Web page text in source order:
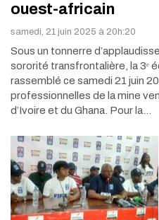
ouest-africain
samedi, 21 juin 2025 à 20h:20
Sous un tonnerre
sororité transfrontalière, la 3ᵉ
rassemblé ce samedi 21 juin
professionnelles de la mine
d’Ivoire et du Ghana. Pour la…